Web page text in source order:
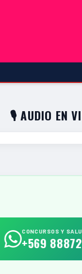
🎙️ AUDIO EN
CONCURSOS Y
+569